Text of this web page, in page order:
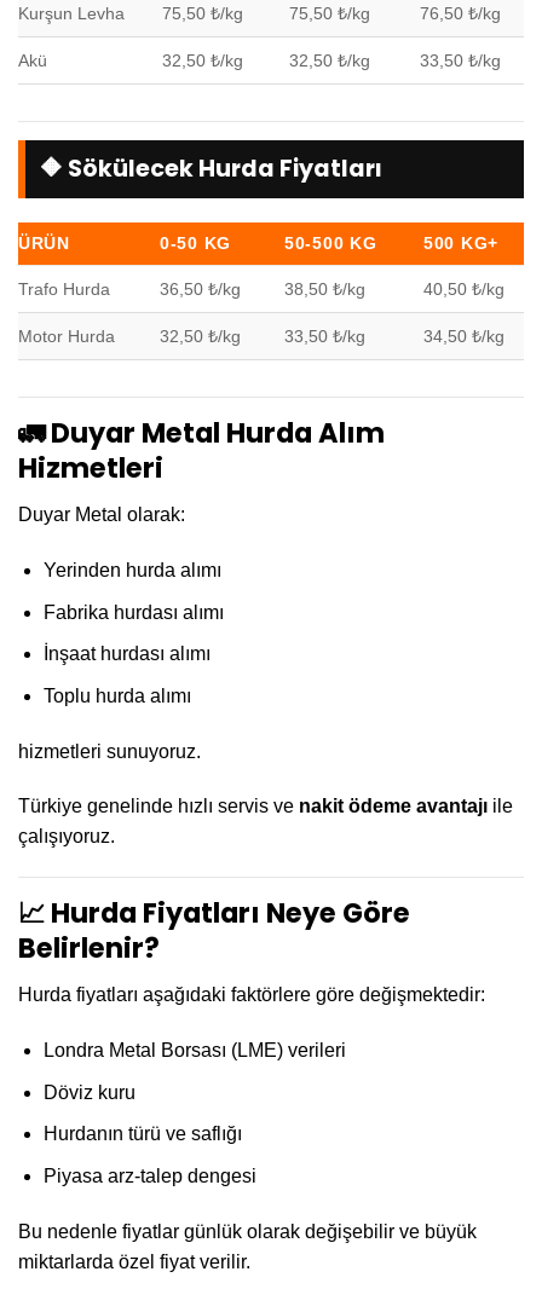
Kurşun Levha 75,50 ₺/kg 75,50 ₺/kg 76,50 ₺/kg
Akü 32,50 ₺/kg 32,50 ₺/kg 33,50 ₺/kg
🔶 Sökülecek Hurda Fiyatları
ÜRÜN 0-50 KG 50-500 KG 500 KG+
Trafo Hurda 36,50 ₺/kg 38,50 ₺/kg 40,50 ₺/kg
Motor Hurda 32,50 ₺/kg 33,50 ₺/kg 34,50 ₺/kg
🚛 Duyar Metal Hurda Alım
Hizmetleri
Duyar Metal olarak:
Yerinden hurda alımı
Fabrika hurdası alımı
İnşaat hurdası alımı
Toplu hurda alımı
hizmetleri sunuyoruz.
Türkiye genelinde hızlı servis ve nakit ödeme avantajı ile
çalışıyoruz.
📈 Hurda Fiyatları Neye Göre
Belirlenir?
Hurda fiyatları aşağıdaki faktörlere göre değişmektedir:
Londra Metal Borsası (LME) verileri
Döviz kuru
Hurdanın türü ve saflığı
Piyasa arz-talep dengesi
Bu nedenle fiyatlar günlük olarak değişebilir ve büyük
miktarlarda özel fiyat verilir.